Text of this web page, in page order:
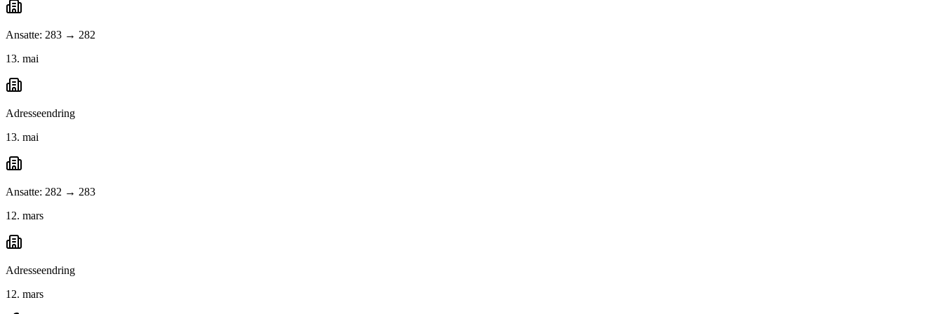
Ansatte: 283 → 282
13. mai
Adresseendring
13. mai
Ansatte: 282 → 283
12. mars
Adresseendring
12. mars